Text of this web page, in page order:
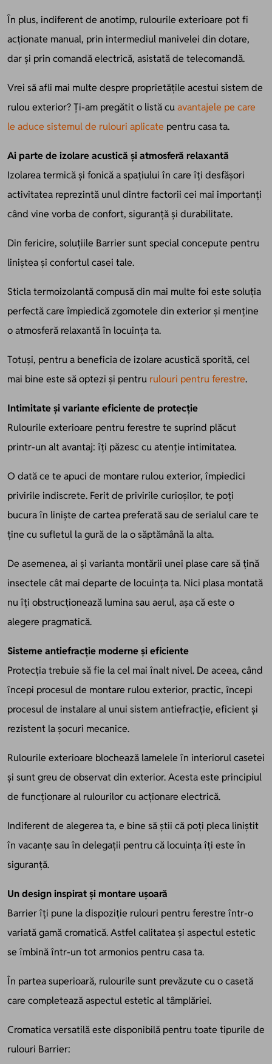
În plus, indiferent de anotimp, rulourile exterioare pot fi
acționate manual, prin intermediul manivelei din dotare,
dar și prin comandă electrică, asistată de telecomandă.
Vrei să afli mai multe despre proprietățile acestui sistem de
rulou exterior? Ți-am pregătit o listă cuavantajele pe care
le aduce sistemul de rulouri aplicate pentru casa ta.
Ai parte de izolare acustică și atmosferă relaxantă
Izolarea termică și fonică a spațiului în care îți desfășori
activitatea reprezintă unul dintre factorii cei mai importanți
când vine vorba de confort, siguranță și durabilitate.
Din fericire, soluțiile Barrier sunt special concepute pentru
liniștea și confortul casei tale.
Sticla termoizolantă compusă din mai multe foi este soluția
perfectă care împiedică zgomotele din exterior și menține
o atmosferă relaxantă în locuința ta.
Totuși, pentru a beneficia de izolare acustică sporită, cel
mai bine este să optezi și pentru rulouri pentru ferestre.
Intimitate și variante eficiente de protecție
Rulourile exterioare pentru ferestre te suprind plăcut
printr-un alt avantaj: îți păzesc cu atenție intimitatea.
O dată ce te apuci de montare rulou exterior, împiedici
privirile indiscrete. Ferit de privirile curioșilor, te poți
bucura în liniște de cartea preferată sau de serialul care te
ține cu sufletul la gură de la o săptămână la alta.
De asemenea, ai și varianta montării unei plase care să țină
insectele cât mai departe de locuința ta. Nici plasa montată
nu îți obstrucționează lumina sau aerul, așa că este o
alegere pragmatică.
Sisteme antiefracție moderne și eficiente
Protecția trebuie să fie la cel mai înalt nivel. De aceea, când
începi procesul de montare rulou exterior, practic, începi
procesul de instalare al unui sistem antiefracție, eficient și
rezistent la șocuri mecanice.
Rulourile exterioare blochează lamelele în interiorul casetei
și sunt greu de observat din exterior. Acesta este principiul
de funcționare al rulourilor cu acționare electrică.
Indiferent de alegerea ta, e bine să știi că poți pleca liniștit
în vacanțe sau în delegații pentru că locuința îți este în
siguranță.
Un design inspirat și montare ușoară
Barrier îți pune la dispoziție rulouri pentru ferestre într-o
variată gamă cromatică. Astfel calitatea și aspectul estetic
se îmbină într-un tot armonios pentru casa ta.
În partea superioară, rulourile sunt prevăzute cu o casetă
care completează aspectul estetic al tâmplăriei.
Cromatica versatilă este disponibilă pentru toate tipurile de
rulouri Barrier: